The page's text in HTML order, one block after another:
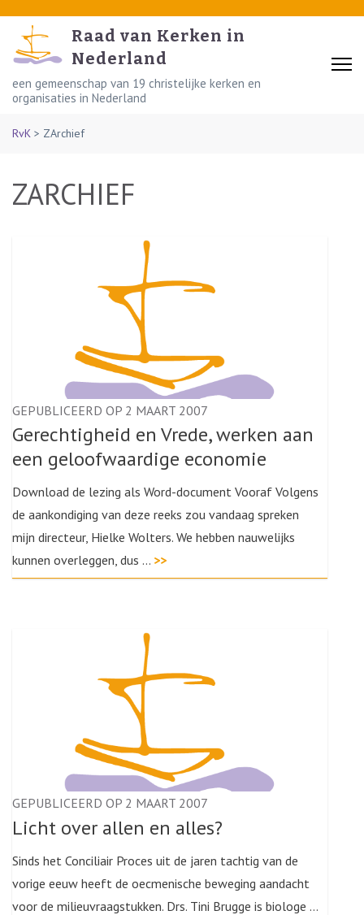
content
(Press
Enter)
Raad van Kerken in
Nederland
een gemeenschap van 19 christelijke kerken en
organisaties in Nederland
RvK > ZArchief
ZARCHIEF
GEPUBLICEERD OP 2 MAART 2007
Gerechtigheid en Vrede, werken aan
een geloofwaardige economie
Download de lezing als Word-document Vooraf Volgens
de aankondiging van deze reeks zou vandaag spreken
mijn directeur, Hielke Wolters. We hebben nauwelijks
kunnen overleggen, dus … >>
GEPUBLICEERD OP 2 MAART 2007
Licht over allen en alles?
Sinds het Conciliair Proces uit de jaren tachtig van de
vorige eeuw heeft de oecmenische beweging aandacht
voor de milieuvraagstukken. Drs. Tini Brugge is biologe …